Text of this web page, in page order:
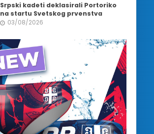
Srpski kadeti deklasirali Portoriko
na startu Svetskog prvenstva
03/08/2026